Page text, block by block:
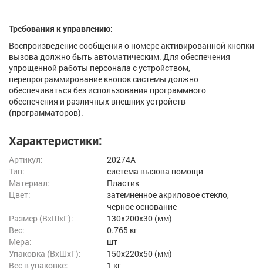
Требования к управлению:
Воспроизведение сообщения о номере активированной кнопки
вызова должно быть автоматическим. Для обеспечения
упрощенной работы персонала с устройством,
перепрограммирование кнопок системы должно
обеспечиваться без использования программного
обеспечения и различных внешних устройств
(программаторов).
Характеристики:
Артикул:
20274A
Тип:
система вызова помощи
Материал:
Пластик
Цвет:
затемненное акриловое стекло,
черное основание
Размер (ВxШxГ):
130x200x30 (мм)
Вес:
0.765 кг
Мера:
шт
Упаковка (ВхШхГ):
150x220x50 (мм)
Вес в упаковке:
1 кг